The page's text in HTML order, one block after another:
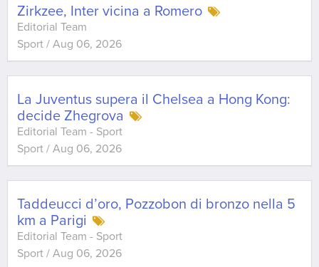
Zirkzee, Inter vicina a Romero
Editorial Team
Sport / Aug 06, 2026
La Juventus supera il Chelsea a Hong Kong:
decide Zhegrova
Editorial Team - Sport
Sport / Aug 06, 2026
Taddeucci d’oro, Pozzobon di bronzo nella 5
km a Parigi
Editorial Team - Sport
Sport / Aug 06, 2026